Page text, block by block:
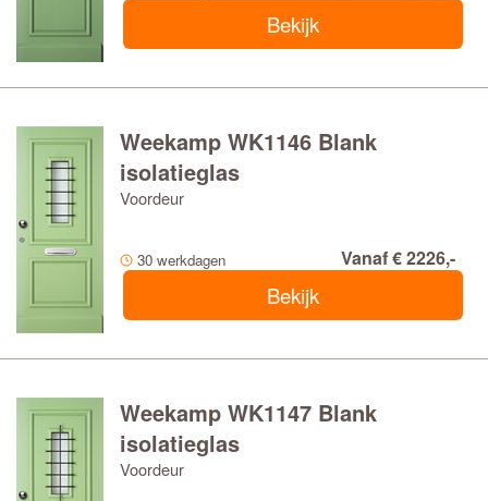
Bekijk
Weekamp WK1146 Blank
isolatieglas
Voordeur
30 werkdagen Vanaf € 2226,-
Bekijk
Weekamp WK1147 Blank
isolatieglas
Voordeur